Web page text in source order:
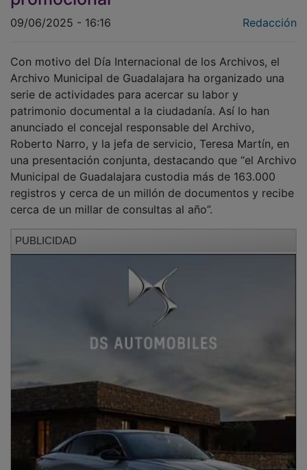
09/06/2025 - 16:16
Archivo Municipal de Guadalajara ha organizado una
serie de actividades para acercar su labor y
patrimonio documental a la ciudadanía. Así lo han
anunciado el concejal responsable del Archivo,
Roberto Narro, y la jefa de servicio, Teresa Martín, en
una presentación conjunta, destacando que “el Archivo
Municipal de Guadalajara custodia más de 163.000
registros y cerca de un millón de documentos y recibe
cerca de un millar de consultas al año”.